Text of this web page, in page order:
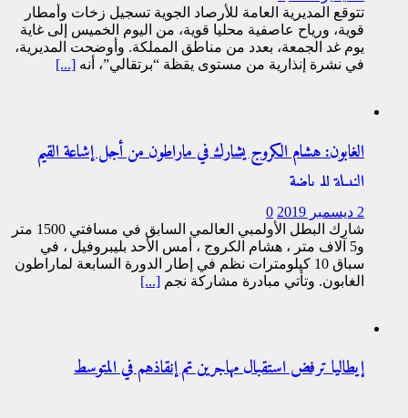
تتوقع المديرية العامة للأرصاد الجوية تسجيل زخات وأمطار
قوية، ورياح عاصفية محليا قوية، من اليوم الخميس إلى غاية
يوم غد الجمعة، بعدد من مناطق المملكة. وأوضحت المديرية،
في نشرة إنذارية من مستوى يقظة “برتقالي”، أنه [...]
الغابون: هشام الكروج يشارك في ماراطون من أجل إشاعة القيم
النبيلة للرياضة
2 ديسمبر 2019
0
شارك البطل الأولمبي العالمي السابق في مسافتي 1500 متر
و5 آلاف متر ، هشام الكروج ، أمس الأحد بليبروفيل ، في
سباق 10 كيلومترات نظم في إطار الدورة السابعة لماراطون
الغابون. وتأتي مبادرة مشاركة نجم [...]
إيطاليا ترفض استقبال مهاجرين تم إنقاذهم في المتوسط